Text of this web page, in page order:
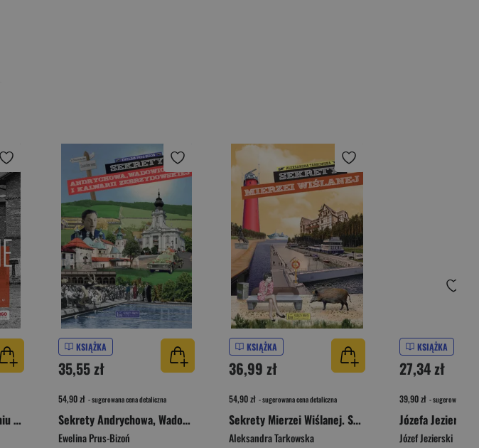
Po szychcie. Życie w cieniu przemysłu. Opowieść o Górnym Śląsku
KSIĄŻKA
35,55 zł
54,90 zł - sugerowana cena detaliczna
Sekrety Andrychowa, Wadowic i Kalwarii Zebrzydowskiej
Ewelina Prus-Bizoń
KSIĄŻKA
36,99 zł
54,90 zł - sugerowana cena detaliczna
Sekrety Mierzei Wiślanej. Sekrety
Aleksandra Tarkowska
KSIĄŻKA
27,34 zł
39,90 zł - sugerowana
Józef Jezierski